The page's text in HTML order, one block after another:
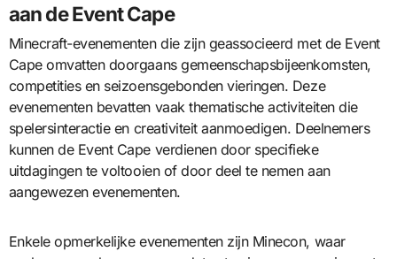
aan de Event Cape
Minecraft-evenementen die zijn geassocieerd met de Event
Cape omvatten doorgaans gemeenschapsbijeenkomsten,
competities en seizoensgebonden vieringen. Deze
evenementen bevatten vaak thematische activiteiten die
spelersinteractie en creativiteit aanmoedigen. Deelnemers
kunnen de Event Cape verdienen door specifieke
uitdagingen te voltooien of door deel te nemen aan
aangewezen evenementen.
Enkele opmerkelijke evenementen zijn Minecon, waar